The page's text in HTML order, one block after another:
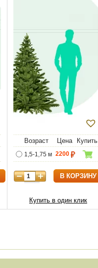
Возраст Цена Купить
1,5-1,75 м 2200
В КОРЗИНУ
Купить в один клик